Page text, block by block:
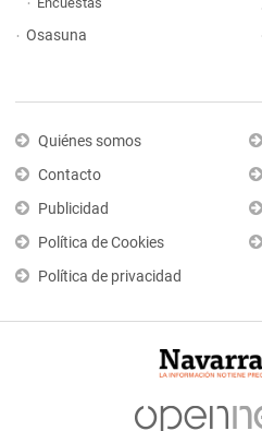
Osasuna
Quiénes somos
Contacto
Publicidad
Política de Cookies
Política de privacidad